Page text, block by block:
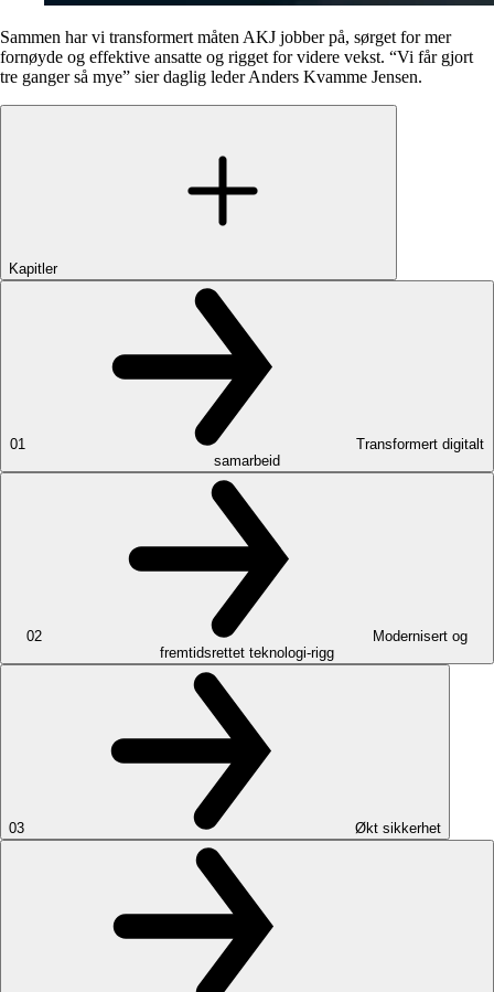
Sammen har vi transformert måten AKJ jobber på, sørget for mer
fornøyde og effektive ansatte og rigget for videre vekst. “Vi får gjort
tre ganger så mye” sier daglig leder Anders Kvamme Jensen.
Kapitler
01
Transformert digitalt
samarbeid
02
Modernisert og
fremtidsrettet teknologi-rigg
03 Økt sikkerhet